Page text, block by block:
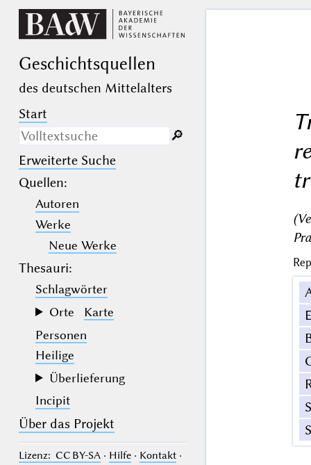
Geschichts­quellen
des deutschen Mittelalters
Start
Nur in Beschreibungs­texten
suchen
(der Unterstrich) ist Platzhalter für
genau ein Zeichen.
(das Prozentzeichen) ist Platzhalter
für kein, ein oder mehr als ein
Zeichen.
🔎︎
Erweiterte Suche
Quellen:
Autoren
Werke
Neue Werke
Thesauri:
Schlagwörter
Orte
Karte
Personen
Heilige
Überlieferung
Incipit
Über das Projekt
Lizenz: CC BY-SA· Hilfe· Kontakt·